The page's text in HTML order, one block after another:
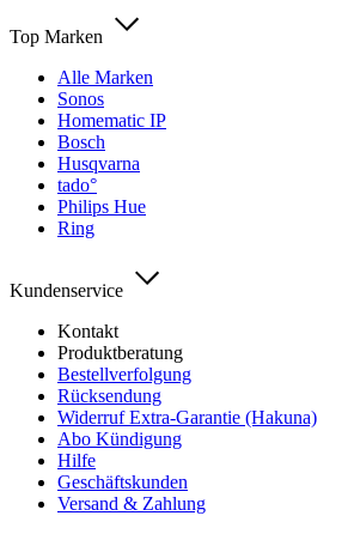
Top Marken
Alle Marken
Sonos
Homematic IP
Bosch
Husqvarna
tado°
Philips Hue
Ring
Kundenservice
Kontakt
Produktberatung
Bestellverfolgung
Rücksendung
Widerruf Extra-Garantie (Hakuna)
Abo Kündigung
Hilfe
Geschäftskunden
Versand & Zahlung